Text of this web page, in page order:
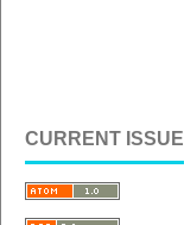
CURRENT ISSUE